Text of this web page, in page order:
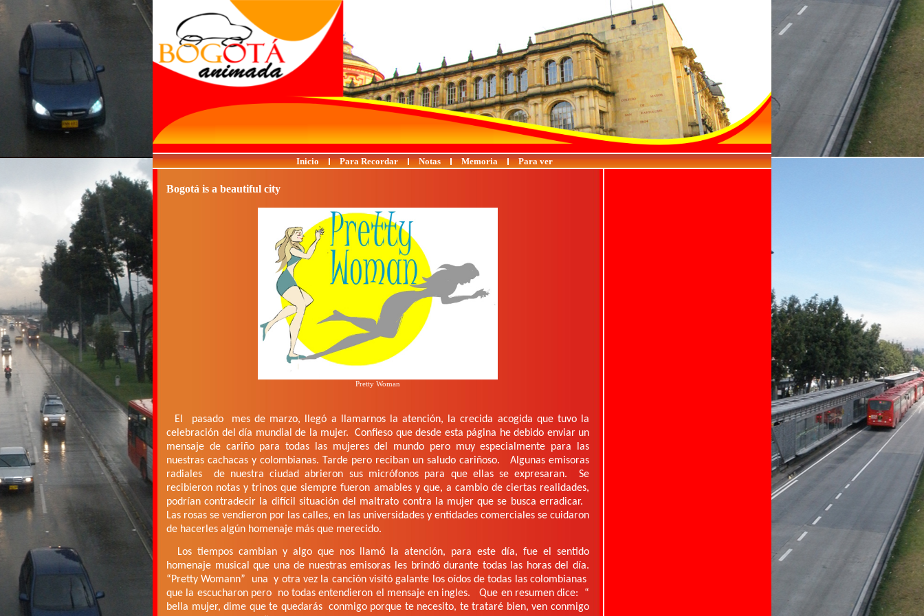
Inicio Para Recordar Notas Memoria Para ver
Bogotá is a beautiful city
Pretty Woman
El pasado
mes de marzo, llegó a llamarnos la atención, la crecida acogida que tuvo la
celebración del día mundial de la mujer.
Confieso que desde esta página he debido enviar un
mensaje de cariño para todas las mujeres del mundo pero muy especialmente para las
nuestras cachacas y colombianas. Tarde pero reciban un saludo cariñoso.
Algunas emisoras
radiales
de nuestra ciudad abrieron sus micrófonos para que ellas se expresaran.
Se
recibieron notas y trinos que siempre fueron amables y que, a cambio de ciertas realidades,
podrían contradecir la difícil situación del maltrato contra la mujer que se busca erradicar.
Las rosas se vendieron por las calles, en las universidades y entidades comerciales se cuidaron
de hacerles algún homenaje más que merecido.
Los tiempos cambian y algo que nos llamó la atención, para este día, fue el sentido
homenaje musical que una de nuestras emisoras les brindó durante todas las horas del día.
“Pretty Womann”
una y otra vez la canción visitó galante los oídos de todas las colombianas
que la escucharon pero
no todas entendieron el mensaje en ingles. Que en resumen dice:
“
bella mujer, dime que te quedarás conmigo porque te necesito, te trataré bien, ven conmigo